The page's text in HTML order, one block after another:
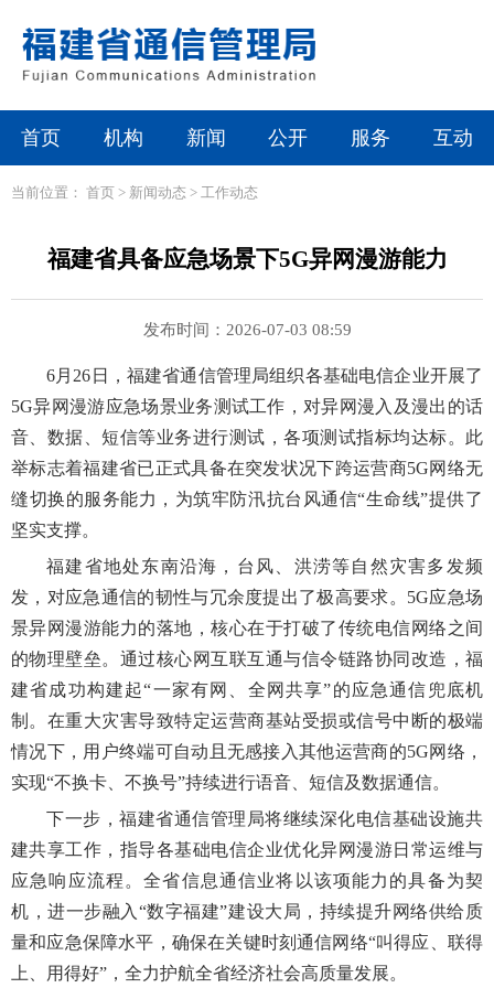
首页 机构 新闻 公开 服务 互动
当前位置： 首页 > 新闻动态 > 工作动态
福建省具备应急场景下5G异网漫游能力
发布时间：2026-07-03 08:59
6月26日，福建省通信管理局组织各基础电信企业开展了
5G异网漫游应急场景业务测试工作，对异网漫入及漫出的话
音、数据、短信等业务进行测试，各项测试指标均达标。此
举标志着福建省已正式具备在突发状况下跨运营商5G网络无
缝切换的服务能力，为筑牢防汛抗台风通信“生命线”提供了
坚实支撑。
福建省地处东南沿海，台风、洪涝等自然灾害多发频
发，对应急通信的韧性与冗余度提出了极高要求。5G应急场
景异网漫游能力的落地，核心在于打破了传统电信网络之间
的物理壁垒。通过核心网互联互通与信令链路协同改造，福
建省成功构建起“一家有网、全网共享”的应急通信兜底机
制。在重大灾害导致特定运营商基站受损或信号中断的极端
情况下，用户终端可自动且无感接入其他运营商的5G网络，
实现“不换卡、不换号”持续进行语音、短信及数据通信。
下一步，福建省通信管理局将继续深化电信基础设施共
建共享工作，指导各基础电信企业优化异网漫游日常运维与
应急响应流程。全省信息通信业将以该项能力的具备为契
机，进一步融入“数字福建”建设大局，持续提升网络供给质
量和应急保障水平，确保在关键时刻通信网络“叫得应、联得
上、用得好”，全力护航全省经济社会高质量发展。